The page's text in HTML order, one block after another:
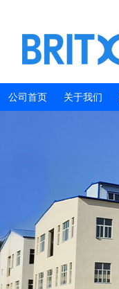
公司首页 关于我们